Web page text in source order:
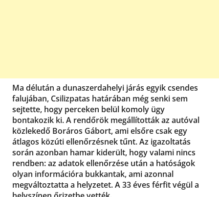
Ma délután a dunaszerdahelyi járás egyik csendes
falujában, Csilizpatas határában még senki sem
sejtette, hogy perceken belül komoly ügy
bontakozik ki. A rendőrök megállították az autóval
közlekedő Boráros Gábort, ami elsőre csak egy
átlagos közúti ellenőrzésnek tűnt. Az igazoltatás
során azonban hamar kiderült, hogy valami nincs
rendben: az adatok ellenőrzése után a hatóságok
olyan információra bukkantak, ami azonnal
megváltoztatta a helyzetet. A 33 éves férfit végül a